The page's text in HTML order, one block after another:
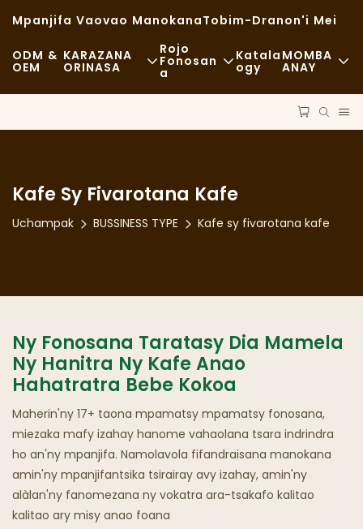
Mpanjifa Vaovao ManokanaTobim-Dranon'i Mei
ODM &
OEM
KARAZANA
ORINASA
Sotro Matavy
Rojo
Fonosan
A
Akora
Fitaovam-Pitaterana
Katala
Ogy
MOMBA
ANAY
Kafe Sy Fivarotana Kafe
Uchampak BUSSINESS TYPE Kafe sy fivarotana kafe
Ny Fonosana Taratasy Dia Mamela
Ny Hanitra Ny Kafe Anao
Hahatratra Bebe Kokoa
Maherin'ny 17+ taona mpamatsy mpamatsy fonosana,
miezaka mafy izahay hanome vahaolana tsara indrindra
ho an'ny mpanjifa. Namolavola fifandraisana manokana
amin'ny mpanjifantsika tsirairay avy izahay, amin'ny
alàlan'ny fanomezana ny vokatra ara-tsakafo kalitao
kalitao ary misy anao foana